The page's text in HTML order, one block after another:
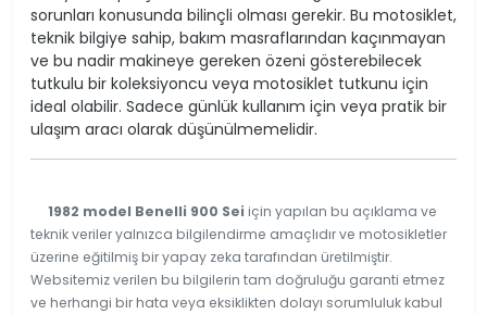
sorunları konusunda bilinçli olması gerekir. Bu motosiklet,
teknik bilgiye sahip, bakım masraflarından kaçınmayan
ve bu nadir makineye gereken özeni gösterebilecek
tutkulu bir koleksiyoncu veya motosiklet tutkunu için
ideal olabilir. Sadece günlük kullanım için veya pratik bir
ulaşım aracı olarak düşünülmemelidir.
1982 model Benelli 900 Sei için yapılan bu açıklama ve
teknik veriler yalnızca bilgilendirme amaçlıdır ve motosikletler
üzerine eğitilmiş bir yapay zeka tarafından üretilmiştir.
Websitemiz verilen bu bilgilerin tam doğruluğu garanti etmez
ve herhangi bir hata veya eksiklikten dolayı sorumluluk kabul